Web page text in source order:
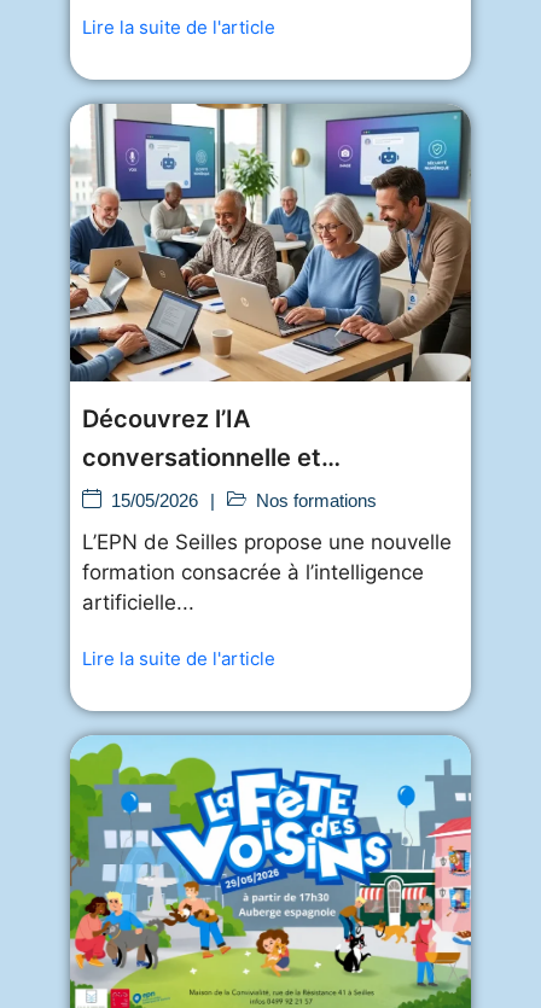
Lire la suite de l'article
Découvrez l’IA
conversationnelle et
multimodale à l’EPN de
15/05/2026 | Nos formations
L’EPN de Seilles propose une nouvelle
formation consacrée à l’intelligence
artificielle...
Lire la suite de l'article